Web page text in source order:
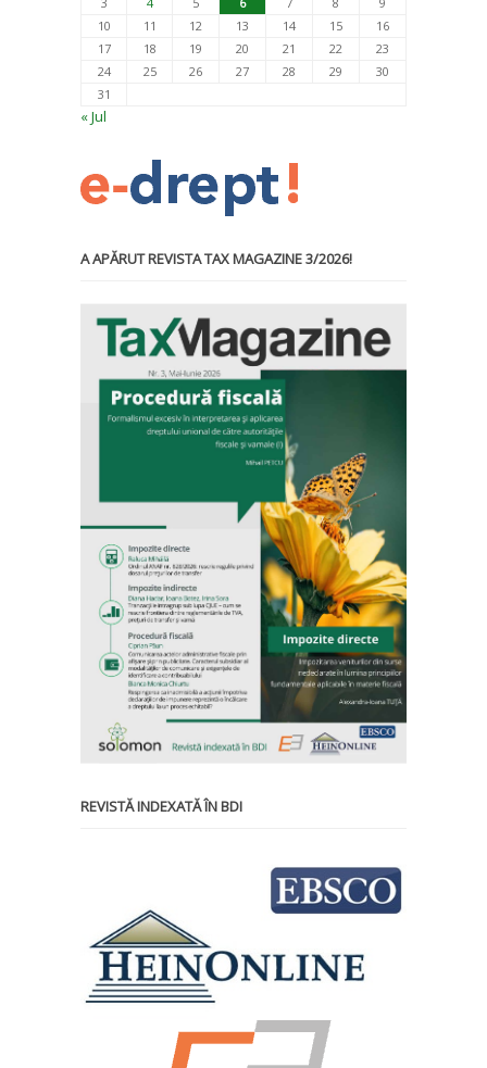
10
11 12 13 14 15
16
17
18 19 20 21 22
23
24
25 26 27 28 29
30
31
« Jul
A APĂRUT REVISTA TAX MAGAZINE 3/2026!
REVISTĂ INDEXATĂ ÎN BDI